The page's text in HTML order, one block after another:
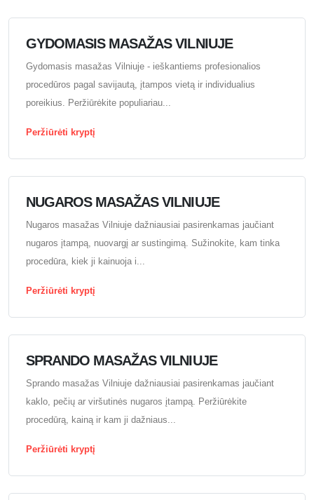
GYDOMASIS MASAŽAS VILNIUJE
Gydomasis masažas Vilniuje - ieškantiems profesionalios
procedūros pagal savijautą, įtampos vietą ir individualius
poreikius. Peržiūrėkite populiariau...
Peržiūrėti kryptį
NUGAROS MASAŽAS VILNIUJE
Nugaros masažas Vilniuje dažniausiai pasirenkamas jaučiant
nugaros įtampą, nuovargį ar sustingimą. Sužinokite, kam tinka
procedūra, kiek ji kainuoja i...
Peržiūrėti kryptį
SPRANDO MASAŽAS VILNIUJE
Sprando masažas Vilniuje dažniausiai pasirenkamas jaučiant
kaklo, pečių ar viršutinės nugaros įtampą. Peržiūrėkite
procedūrą, kainą ir kam ji dažniaus...
Peržiūrėti kryptį